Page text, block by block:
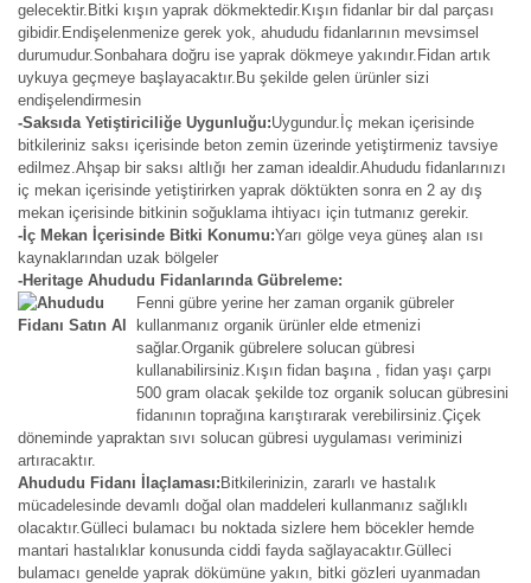
gelecektir.Bitki kışın yaprak dökmektedir.Kışın fidanlar bir dal parçası
gibidir.Endişelenmenize gerek yok, ahududu fidanlarının mevsimsel
durumudur.Sonbahara doğru ise yaprak dökmeye yakındır.Fidan artık
uykuya geçmeye başlayacaktır.Bu şekilde gelen ürünler sizi
endişelendirmesin
-Saksıda Yetiştiriciliğe Uygunluğu:Uygundur.İç mekan içerisinde
bitkileriniz saksı içerisinde beton zemin üzerinde yetiştirmeniz tavsiye
edilmez.Ahşap bir saksı altlığı her zaman idealdir.Ahududu fidanlarınızı
iç mekan içerisinde yetiştirirken yaprak döktükten sonra en 2 ay dış
mekan içerisinde bitkinin soğuklama ihtiyacı için tutmanız gerekir.
-İç Mekan İçerisinde Bitki Konumu:Yarı gölge veya güneş alan ısı
kaynaklarından uzak bölgeler
-Heritage Ahududu Fidanlarında Gübreleme:
Fenni gübre yerine her zaman organik gübreler
kullanmanız organik ürünler elde etmenizi
sağlar.Organik gübrelere solucan gübresi
kullanabilirsiniz.Kışın fidan başına , fidan yaşı çarpı
500 gram olacak şekilde toz organik solucan gübresini
fidanının toprağına karıştırarak verebilirsiniz.Çiçek
döneminde yapraktan sıvı solucan gübresi uygulaması veriminizi
artıracaktır.
Ahududu Fidanı İlaçlaması: Bitkilerinizin, zararlı ve hastalık
mücadelesinde devamlı doğal olan maddeleri kullanmanız sağlıklı
olacaktır.Gülleci bulamacı bu noktada sizlere hem böcekler hemde
mantari hastalıklar konusunda ciddi fayda sağlayacaktır.Gülleci
bulamacı genelde yaprak dökümüne yakın, bitki gözleri uyanmadan